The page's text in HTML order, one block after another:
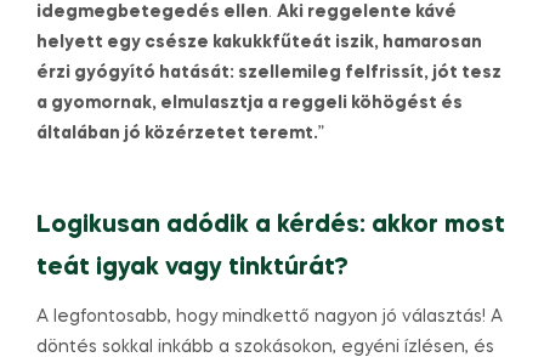
idegmegbetegedés ellen. Aki reggelente kávé
helyett egy csésze kakukkfűteát iszik, hamarosan
érzi gyógyító hatását: szellemileg felfrissít, jót tesz
a gyomornak, elmulasztja a reggeli köhögést és
általában jó közérzetet teremt.”
Logikusan adódik a kérdés: akkor most
teát igyak vagy tinktúrát?
A legfontosabb, hogy mindkettő nagyon jó választás! A
döntés sokkal inkább a szokásokon, egyéni ízlésen, és